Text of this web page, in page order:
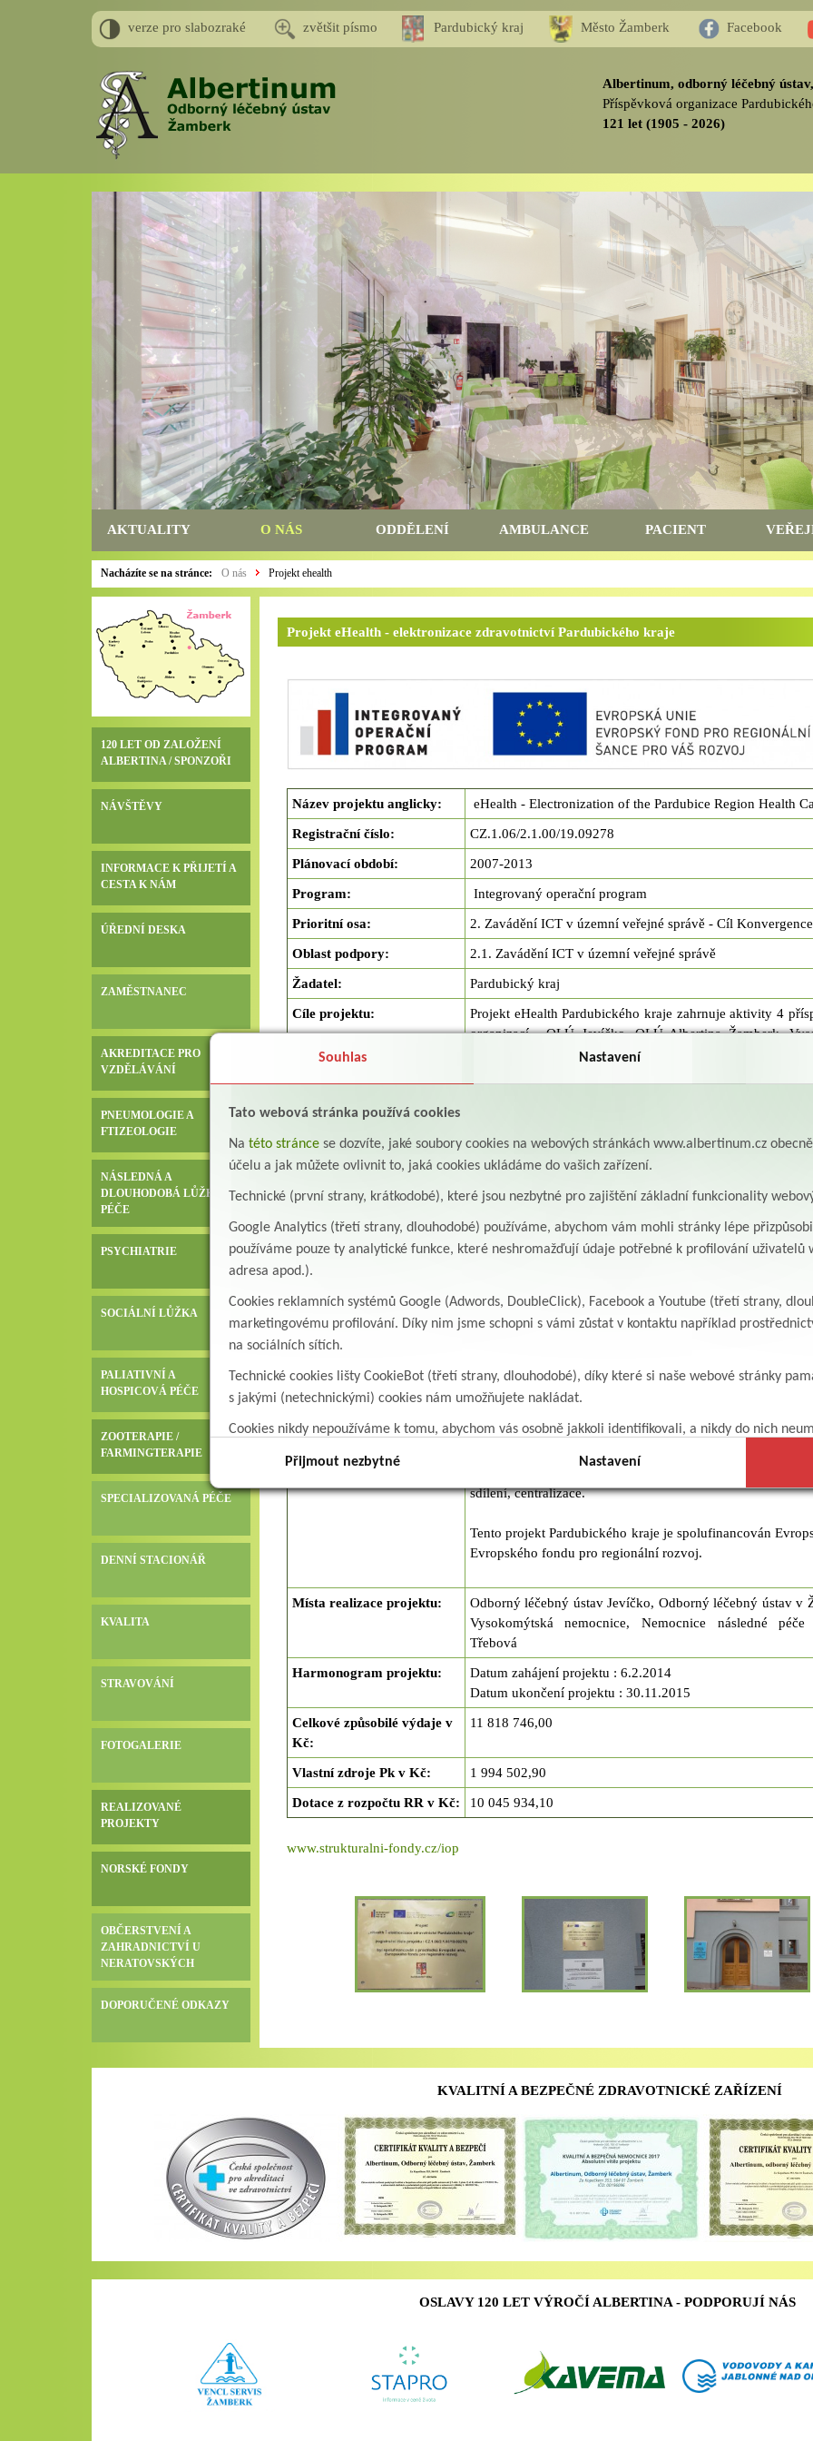
verze pro slabozraké zvětšit písmo Pardubický kraj Město Žamberk Facebook
Albertinum, odborný léčebný
Příspěvková organizace
121 let (1905 - 2026)
AKTUALITY O NÁS ODDĚLENÍ AMBULANCE PACIENT
Nacházíte se na stránce: O nás Projekt ehealth
120 LET OD ZALOŽENÍ
ALBERTINA / SPONZOŘI
NÁVŠTĚVY
INFORMACE K PŘIJETÍ A
CESTA K NÁM
ÚŘEDNÍ DESKA
ZAMĚSTNANEC
AKREDITACE PRO
VZDĚLÁVÁNÍ
PNEUMOLOGIE A
FTIZEOLOGIE
NÁSLEDNÁ A
DLOUHODOBÁ LŮŽKOVÁ
PÉČE
PSYCHIATRIE
SOCIÁLNÍ LŮŽKA
PALIATIVNÍ A
HOSPICOVÁ PÉČE
ZOOTERAPIE /
FARMINGTERAPIE
SPECIALIZOVANÁ PÉČE
DENNÍ STACIONÁŘ
KVALITA
STRAVOVÁNÍ
FOTOGALERIE
REALIZOVANÉ
PROJEKTY
NORSKÉ FONDY
OBČERSTVENÍ A
ZAHRADNICTVÍ U
NERATOVSKÝCH
DOPORUČENÉ ODKAZY
Projekt eHealth - elektronizace zdravotnictví Pardubického kraje
Název projektu anglicky: eHealth - Electronization of the Pardubice Region Health
Registrační číslo: CZ.1.06/2.1.00/19.09278
Plánovací období: 2007-2013
Program: Integrovaný operační program
Prioritní osa: 2. Zavádění ICT v územní veřejné správě - Cíl Konvergence
Oblast podpory: 2.1. Zavádění ICT v územní veřejné správě
Žadatel: Pardubický kraj
Cíle projektu:
Projekt eHealth Pardubického kraje zahrnuje aktivity 4
organizací - OLÚ Jevíčko, OLÚ Albertina Žamberk,
nemocnice a Nemocnice následné péče Moravská
bezpečnosti pacientů při podávání léků a při
v PACS, došlo k provázání na celorepublikový projekt
také naplnil aktuální legislativní požadavky v dané oblasti.
Cílem projektu je rozvoj a zkvalitnění zdravotnických
podpory nasazení nových moderních IT ve čtyřech
Konkrétně jde např. o zavedení elektronického podpisu,
procesů při vedení ošetřovatelské dokumentace, zvýšení
pacientů při podávání léků a při popisování nálezů
zavedení elektronického podpisu do oblasti
komplementu, přizpůsobení procesů novým
SÚKL, dosažení vyššího stupně bezpečnosti v oblasti
distribuce digitálních dat, zrychlení interní
sdílení, centralizace.
Tento projekt Pardubického kraje je spolufinancován
Evropského fondu pro regionální rozvoj.
Místa realizace projektu:
Odborný léčebný ústav Jevíčko, Odborný léčebný ústav v
Vysokomýtská nemocnice, Nemocnice následné péče
Třebová
Harmonogram projektu:
Datum zahájení projektu : 6.2.2014
Datum ukončení projektu : 30.11.2015
Celkové způsobilé výdaje v
Kč:
11 818 746,00
Vlastní zdroje Pk v Kč: 1 994 502,90
Dotace z rozpočtu RR v Kč: 10 045 934,10
www.strukturalni-fondy.cz/iop
KVALITNÍ A BEZPEČNÉ ZDRAVOTNICKÉ ZAŘÍZENÍ
OSLAVY 120 LET VÝROČÍ ALBERTINA - PODPORUJÍ NÁS
Souhlas Nastavení
Tato webová stránka používá cookies
Na této stránce se dozvíte, jaké soubory cookies na webových stránkách www.albertinum.cz
účelu a jak můžete ovlivnit to, jaká cookies ukládáme do vašich zařízení.
Technické (první strany, krátkodobé), které jsou nezbytné pro zajištění základní funkcionality
Google Analytics (třetí strany, dlouhodobé) používáme, abychom vám mohli stránky lépe
používáme pouze ty analytické funkce, které neshromažďují údaje potřebné k profilování uživatelů
adresa apod.).
Cookies reklamních systémů Google (Adwords, DoubleClick), Facebook a Youtube (třetí strany,
marketingovému profilování. Díky nim jsme schopni s vámi zůstat v kontaktu například
na sociálních sítích.
Technické cookies lišty CookieBot (třetí strany, dlouhodobé), díky které si naše webové stránky
s jakými (netechnickými) cookies nám umožňujete nakládat.
Cookies nikdy nepoužíváme k tomu, abychom vás osobně jakkoli identifikovali, a nikdy do nich
Přijmout nezbytné Nastavení